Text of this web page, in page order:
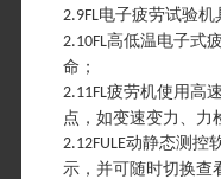
2.9FL电子疲劳试验
2.10FL高低温电子式
命；
2.11FL疲劳机使用高
点，如变速变力、力
2.12FULE动静态测控
示，并可随时切换查